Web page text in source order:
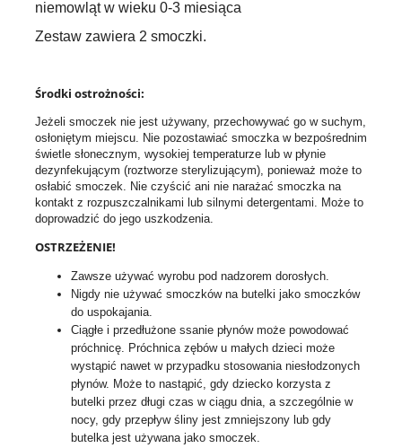
niemowląt w wieku 0-3 miesiąca
Zestaw zawiera 2 smoczki.
Środki ostrożności:
Jeżeli smoczek nie jest używany, przechowywać go w suchym,
osłoniętym miejscu. Nie pozostawiać smoczka w bezpośrednim
świetle słonecznym, wysokiej temperaturze lub w płynie
dezynfekującym (roztworze sterylizującym), ponieważ może to
osłabić smoczek. Nie czyścić ani nie narażać smoczka na
kontakt z rozpuszczalnikami lub silnymi detergentami. Może to
doprowadzić do jego uszkodzenia.
OSTRZEŻENIE!
Zawsze używać wyrobu pod nadzorem dorosłych.
Nigdy nie używać smoczków na butelki jako smoczków
do uspokajania.
Ciągłe i przedłużone ssanie płynów może powodować
próchnicę. Próchnica zębów u małych dzieci może
wystąpić nawet w przypadku stosowania niesłodzonych
płynów. Może to nastąpić, gdy dziecko korzysta z
butelki przez długi czas w ciągu dnia, a szczególnie w
nocy, gdy przepływ śliny jest zmniejszony lub gdy
butelka jest używana jako smoczek.